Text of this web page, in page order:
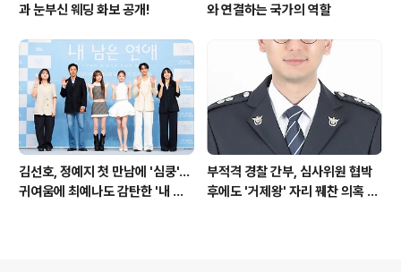
과 눈부신 웨딩 화보 공개!
와 연결하는 국가의 역할
김선호, 정예지 첫 만남에 '심쿵'…
귀여움에 최예나도 감탄한 '내 남
부적격 경찰 간부, 심사위원 협박
후에도 '거제왕' 자리 꿰찬 의혹 진